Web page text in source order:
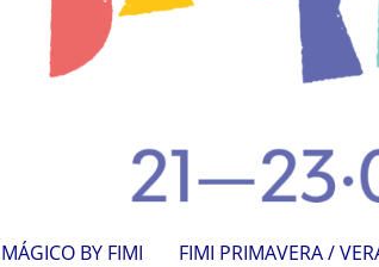
BY FIMI FIMI PRIMAVERA /